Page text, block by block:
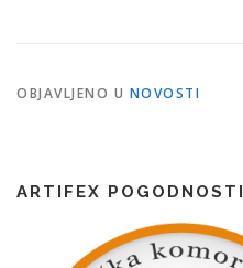
OBJAVLJENO U NOVOSTI
ARTIFEX POGODNOSTI